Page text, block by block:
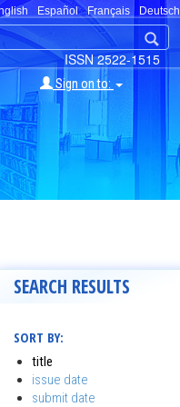
Español Français Deutsch
ISSN 2522-1515
Sign on to:
SEARCH RESULTS
SORT BY:
title
issue date
submit date